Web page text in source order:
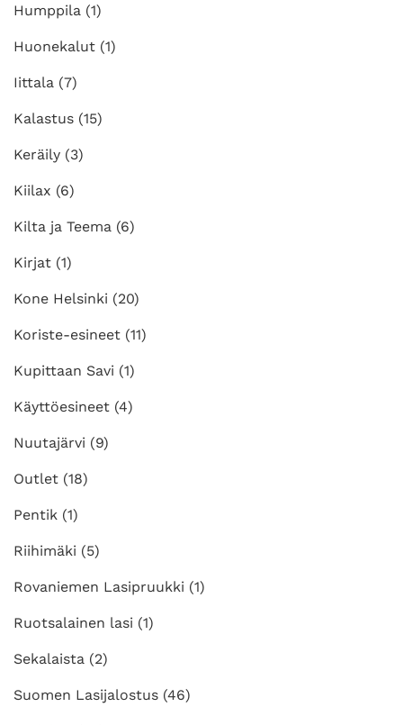
Humppila (1)
Huonekalut (1)
Iittala (7)
Kalastus (15)
Keräily (3)
Kiilax (6)
Kilta ja Teema (6)
Kirjat (1)
Kone Helsinki (20)
Koriste-esineet (11)
Kupittaan Savi (1)
Käyttöesineet (4)
Nuutajärvi (9)
Outlet (18)
Pentik (1)
Riihimäki (5)
Rovaniemen Lasipruukki (1)
Ruotsalainen lasi (1)
Sekalaista (2)
Suomen Lasijalostus (46)